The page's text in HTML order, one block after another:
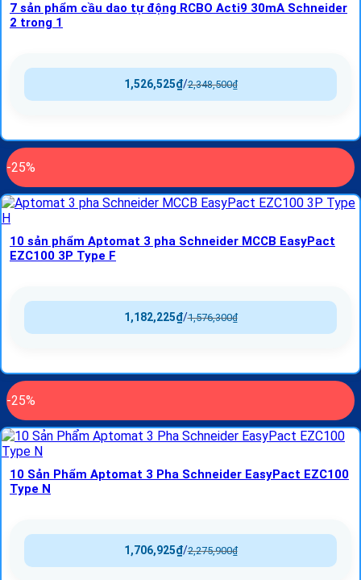
7 sản phẩm cầu dao tự động RCBO Acti9 30mA Schneider
2 trong 1
2,348,500₫
/
1,526,525₫
-25%
10 sản phẩm Aptomat 3 pha Schneider MCCB EasyPact
EZC100 3P Type F
1,576,300₫
/
1,182,225₫
-25%
10 Sản Phẩm Aptomat 3 Pha Schneider EasyPact EZC100
Type N
2,275,900₫
/
1,706,925₫